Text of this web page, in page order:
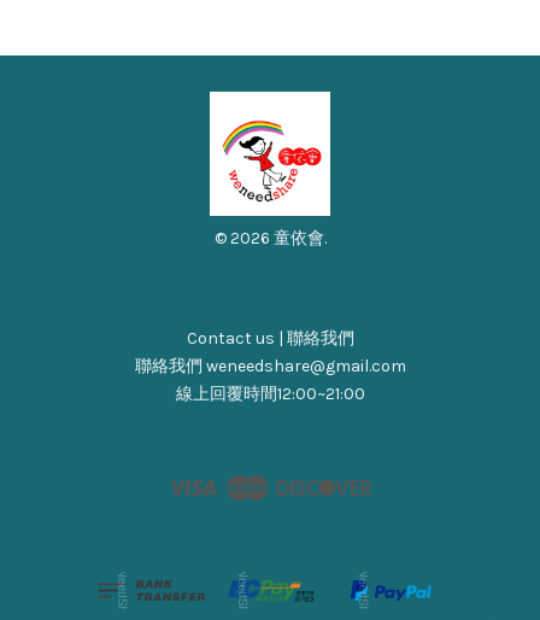
© 2026 童依會.
Contact us | 聯絡我們
聯絡我們 weneedshare@gmail.com
線上回覆時間12:00~21:00
Visa Master